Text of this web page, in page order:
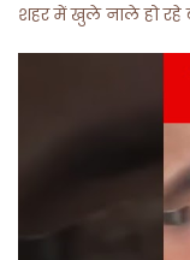
शहर में खुले नाले हो